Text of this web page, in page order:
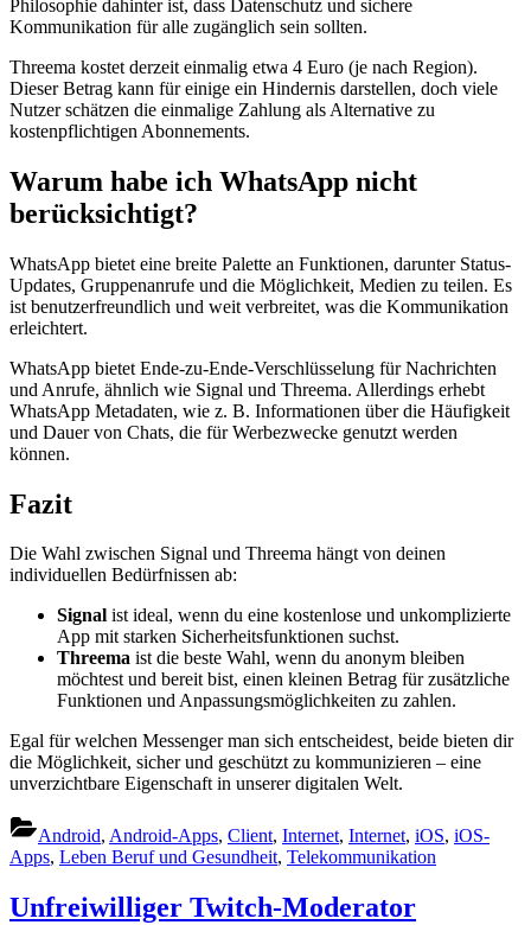
Philosophie dahinter ist, dass Datenschutz und sichere
Kommunikation für alle zugänglich sein sollten.
Threema kostet derzeit einmalig etwa 4 Euro (je nach Region).
Dieser Betrag kann für einige ein Hindernis darstellen, doch viele
Nutzer schätzen die einmalige Zahlung als Alternative zu
kostenpflichtigen Abonnements.
Warum habe ich WhatsApp nicht
berücksichtigt?
WhatsApp bietet eine breite Palette an Funktionen, darunter Status-
Updates, Gruppenanrufe und die Möglichkeit, Medien zu teilen. Es
ist benutzerfreundlich und weit verbreitet, was die Kommunikation
erleichtert.
WhatsApp bietet Ende-zu-Ende-Verschlüsselung für Nachrichten
und Anrufe, ähnlich wie Signal und Threema. Allerdings erhebt
WhatsApp Metadaten, wie z. B. Informationen über die Häufigkeit
und Dauer von Chats, die für Werbezwecke genutzt werden
können.
Fazit
Die Wahl zwischen Signal und Threema hängt von deinen
individuellen Bedürfnissen ab:
Signal ist ideal, wenn du eine kostenlose und unkomplizierte
App mit starken Sicherheitsfunktionen suchst.
Threema ist die beste Wahl, wenn du anonym bleiben
möchtest und bereit bist, einen kleinen Betrag für zusätzliche
Funktionen und Anpassungsmöglichkeiten zu zahlen.
Egal für welchen Messenger man sich entscheidest, beide bieten dir
die Möglichkeit, sicher und geschützt zu kommunizieren – eine
unverzichtbare Eigenschaft in unserer digitalen Welt.
Android, Android-Apps, Client, Internet, Internet, iOS, iOS-
Apps, Leben Beruf und Gesundheit, Telekommunikation
Unfreiwilliger Twitch-Moderator